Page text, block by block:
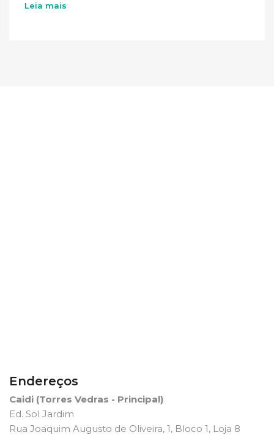
Leia mais
Endereços
Caidi (Torres Vedras - Principal)
Ed. Sol Jardim
Rua Joaquim Augusto de Oliveira, 1, Bloco 1, Loja 8